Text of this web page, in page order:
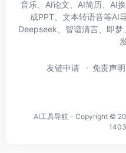
音乐、AI论文、AI简历、AI
成PPT、文本转语音等AI
Deepseek、智谱清言、即
友链申请 免责声明
AI工具导航 - Copyright ©